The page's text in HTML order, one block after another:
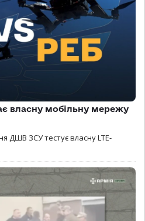
власну мобільну мережу
ДШВ ЗСУ тестує власну LTE-